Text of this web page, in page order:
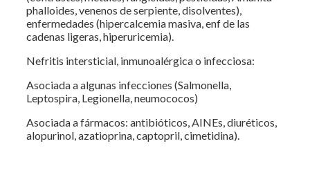
phalloides, venenos de serpiente, disolventes),
enfermedades (hipercalcemia masiva, enf de las
cadenas ligeras, hiperuricemia).
Nefritis intersticial, inmunoalérgica o infecciosa:
Asociada a algunas infecciones (Salmonella,
Leptospira, Legionella, neumococos)
Asociada a fármacos: antibióticos, AINEs, diuréticos,
alopurinol, azatioprina, captopril, cimetidina).